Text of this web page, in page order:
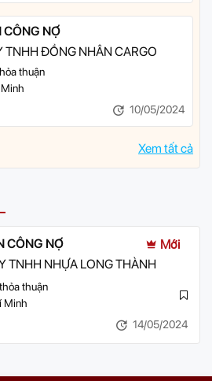
CÔNG NỢ
TNHH ĐỒNG NHÂN CARGO
thuận
10/05/2024
Xem tất cả
CÔNG NỢ
Mới
TNHH NHỰA LONG THÀNH
thuận
Minh
14/05/2024